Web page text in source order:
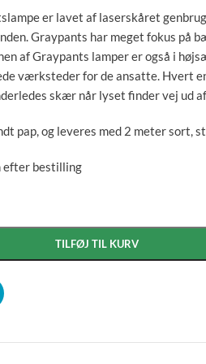
er lavet af laserskåret
Graypants har meget fokus på
af Graypants lamper er også i
værksteder for de ansatte. Hvert
skær når lyset finder vej ud
pap, og leveres med 2 meter sort,
efter bestilling
TILFØJ TIL KURV